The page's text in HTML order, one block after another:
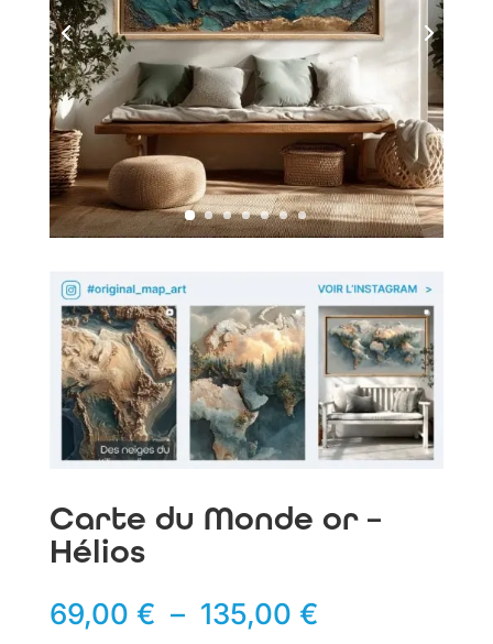
Carte du Monde or –
Hélios
69,00 € – 135,00 €Plage